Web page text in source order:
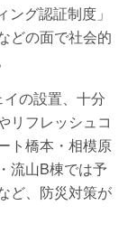
グ認証制度」
どの面で社会的
の設置、十分
リフレッシュコ
ト橋本・相模原
流山B棟では予
ど、防災対策が